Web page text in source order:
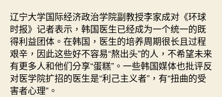
辽宁大学国际经济政治学院副教授李家成对《环球
时报》记者表示，韩国医生已经成为一个统一的既
得利益团体。在韩国，医生的培养周期很长且过程
艰辛，因此这些好不容易“熬出头”的人，不希望未来
有更多人和他们分享“蛋糕”。一些韩国媒体也批评反
对医学院扩招的医生是“利己主义者”，有“扭曲的受
害者心理”。